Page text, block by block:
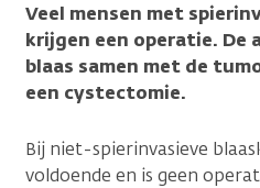
Veel mensen met
krijgen een operatie. De
blaas samen met de
een cystectomie.
Bij niet-spierinvasieve
voldoende en is geen